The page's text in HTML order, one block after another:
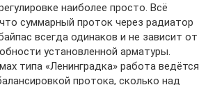
наиболее просто. Всё
суммарный проток через радиатор
всегда одинаков и не зависит от
установленной арматуры.
типа «Ленинградка» работа ведётся
протока, сколько над